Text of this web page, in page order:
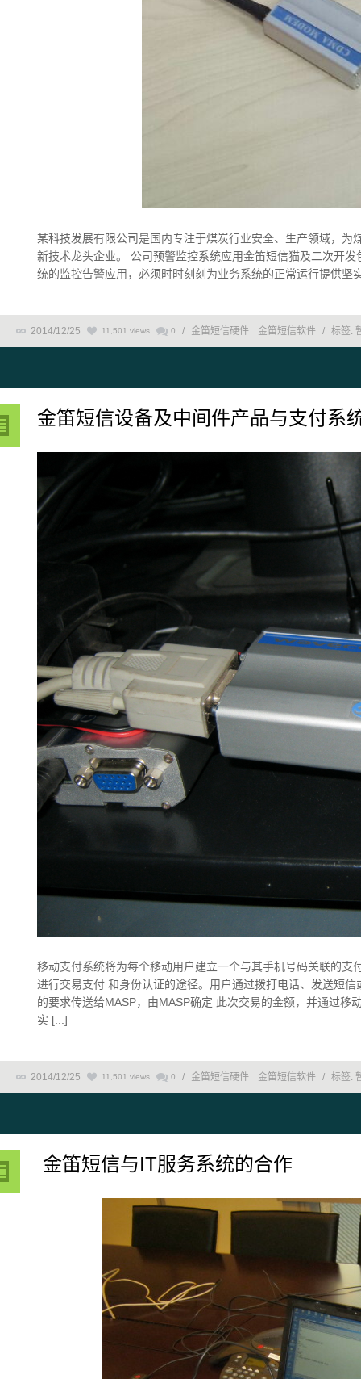
某科技发展有限公司是国内专注于煤炭行业安全、生产领域，
新技术龙头企业。 公司预警监控系统应用金笛短信猫及二次开
统的监控告警应用，必须时时刻刻为业务系统的正常运行提供
2014/12/25 11,501 views 0 / 金笛短信硬件 金笛短信软件 / 标签:
金笛短信设备及中间件产品与支付系
移动支付系统将为每个移动用户建立一个与其手机号码关联的
进行交易支付 和身份认证的途径。用户通过拨打电话、发送短
的要求传送给MASP，由MASP确定 此次交易的金额，并通过
实 [...]
2014/12/25 11,501 views 0 / 金笛短信硬件 金笛短信软件 / 标签:
金笛短信与IT服务系统的合作